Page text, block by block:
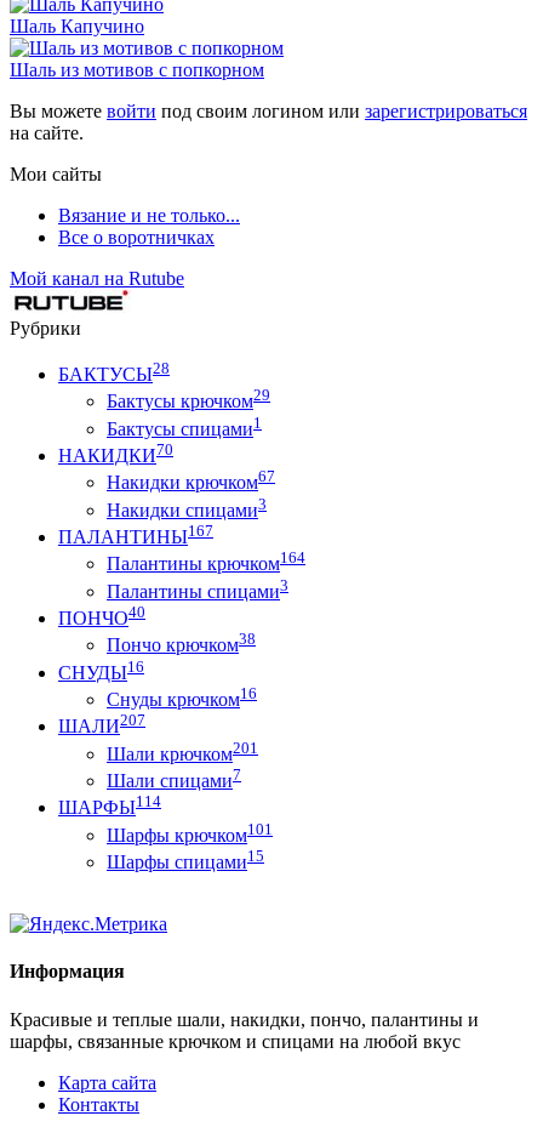
Шаль Капучино
Шаль из мотивов с попкорном
Вы можете войти под своим логином или зарегистрироваться
на сайте.
Мои сайты
Вязание и не только...
Все о воротничках
Мой канал на Rutube
Рубрики
БАКТУСЫ28
Бактусы крючком29
Бактусы спицами1
НАКИДКИ70
Накидки крючком67
Накидки спицами3
ПАЛАНТИНЫ167
Палантины крючком164
Палантины спицами3
ПОНЧО40
Пончо крючком38
СНУДЫ16
Снуды крючком16
ШАЛИ207
Шали крючком201
Шали спицами7
ШАРФЫ114
Шарфы крючком101
Шарфы спицами15
Информация
Красивые и теплые шали, накидки, пончо, палантины и
шарфы, связанные крючком и спицами на любой вкус
Карта сайта
Контакты